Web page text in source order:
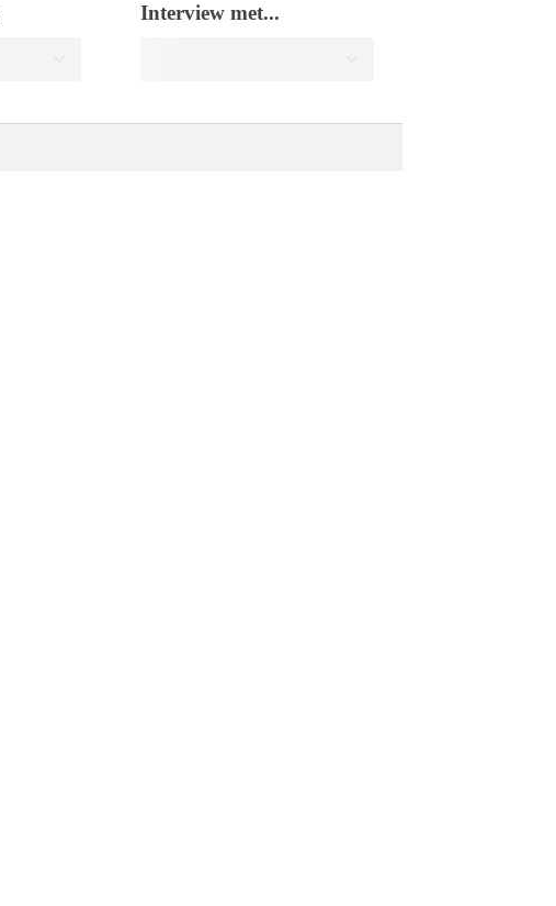
Interview met...